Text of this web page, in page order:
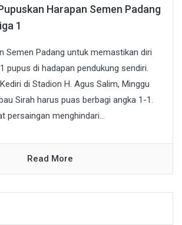
Harapan Semen Padang
1
Semen Padang untuk memastikan diri
pupus di hadapan pendukung sendiri.
di Stadion H. Agus Salim, Minggu
Sirah harus puas berbagi angka 1-1.
persaingan menghindari...
Read More